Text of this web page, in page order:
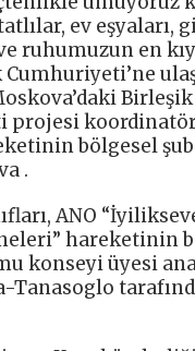
ev eşyaları,
ruhumuzun en
Birleşik
projesi
bölgesel
.
ANO
hareketinin
konseyi üyesi
Tanasoglo